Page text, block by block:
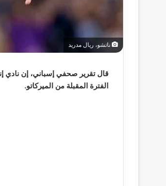
ناتشو، ريال مدريد
قال تقرير صحفي إسباني، إن نادي
الفترة المقبلة من الميركاتو.